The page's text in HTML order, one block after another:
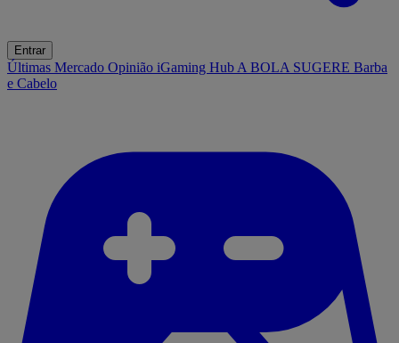
Entrar
Últimas Mercado Opinião iGaming Hub A BOLA SUGERE Barba
e Cabelo